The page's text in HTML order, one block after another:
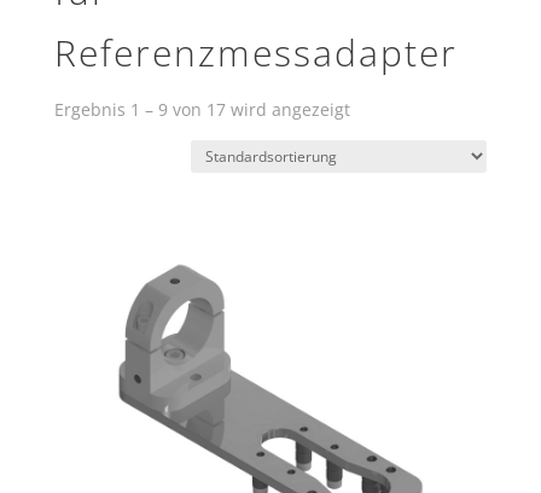
Referenzmessadapter
Ergebnis 1 – 9 von 17 wird angezeigt